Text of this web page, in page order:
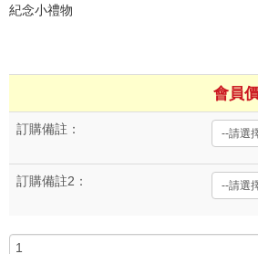
紀念小禮物
會員
訂購備註：
訂購備註2：